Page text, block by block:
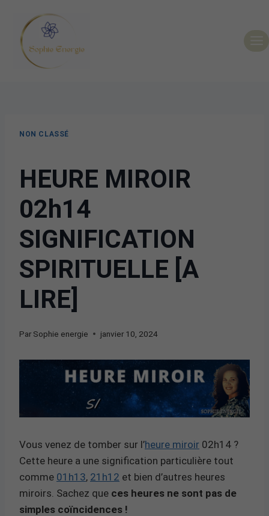
NON CLASSÉ
HEURE MIROIR
02h14
SIGNIFICATION
SPIRITUELLE [A
LIRE]
Par Sophie energie janvier 10, 2024
Vous venez de tomber sur l’heure miroir 02h14 ?
Cette heure a une signification particulière tout
comme 01h13, 21h12 et bien d’autres heures
miroirs. Sachez que ces heures ne sont pas de
simples coïncidences !